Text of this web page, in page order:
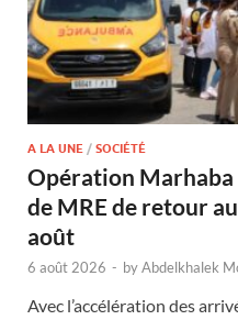
A LA UNE / SOCIÉTÉ
Opération Marhaba
de MRE de retour
août
6 août 2026 - byAbdelkhalek
Avec l’accélération des